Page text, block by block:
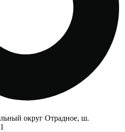
округ Отрадное, ш.